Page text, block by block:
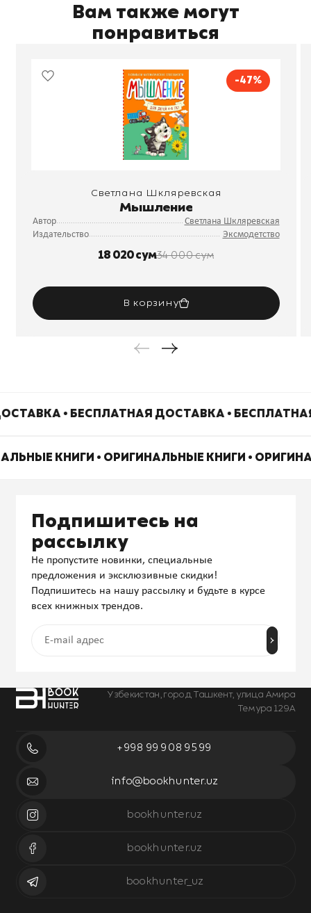
Вам также могут
понравиться
-47%
Светлана Шкляревская
Мышление
Автор
Светлана Шкляревская
Издательство
Эксмодетство
18 020 сум34 000 сум
В корзину
• БЕСПЛАТНАЯ ДОСТАВКА •
КНИГИ • ОРИГИНАЛЬНЫЕ КНИГИ •
Узбекистан, город Ташкент, улица Амира
Темура 129А
+998 99 908 95 99
info@bookhunter.uz
bookhunter.uz
bookhunter.uz
bookhunter_uz
Подпишитесь на
рассылку
Не пропустите новинки, специальные
предложения и эксклюзивные скидки!
Подпишитесь на нашу рассылку и будьте в курсе
всех книжных трендов.